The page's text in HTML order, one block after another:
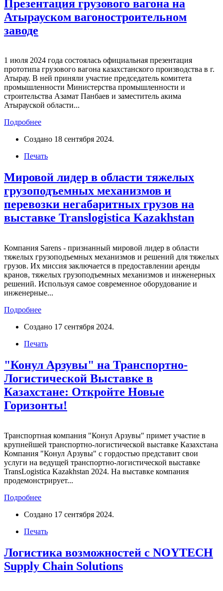
Презентация грузового вагона на
Атырауском вагоностроительном
заводе
1 июля 2024 года состоялась официальная презентация
прототипа грузового вагона казахстанского производства в г.
Атырау. В ней приняли участие председатель комитета
промышленности Министерства промышленности и
строительства Азамат Панбаев и заместитель акима
Атырауской области...
Подробнее
Создано 18 сентября 2024.
Печать
Мировой лидер в области тяжелых
грузоподъемных механизмов и
перевозки негабаритных грузов на
выставке Translogistica Kazakhstan
Компания Sarens - признанный мировой лидер в области
тяжелых грузоподъемных механизмов и решений для тяжелых
грузов. Их миссия заключается в предоставлении аренды
кранов, тяжелых грузоподъемных механизмов и инженерных
решений. Используя самое современное оборудование и
инженерные...
Подробнее
Создано 17 сентября 2024.
Печать
"Конул Арзувы" на Транспортно-
Логистической Выставке в
Казахстане: Откройте Новые
Горизонты!
Транспортная компания "Конул Арзувы" примет участие в
крупнейшей транспортно-логистической выставке Казахстана
Компания "Конул Арзувы" с гордостью представит свои
услуги на ведущей транспортно-логистической выставке
TransLogistica Kazakhstan 2024. На выставке компания
продемонстрирует...
Подробнее
Создано 17 сентября 2024.
Печать
Логистика возможностей с NOYTECH
Supply Chain Solutions